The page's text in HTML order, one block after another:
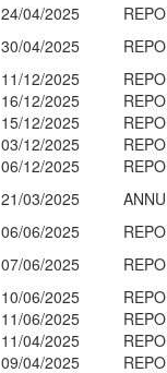
24/04/2025
30/04/2025
11/12/2025
16/12/2025
15/12/2025
03/12/2025
06/12/2025
21/03/2025
06/06/2025
07/06/2025
10/06/2025
11/06/2025
11/04/2025
09/04/2025